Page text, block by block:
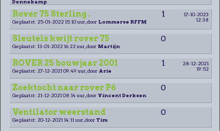
Dennekamp
Rover 75 Sterling . 1
17-10-2023
12:38
Geplaatst: 25-01-2022 15:10 uur, door Lommerse RFFM
Sleutels kwijt rover 75 0
Geplaatst: 13-01-2022 16:22 uur, door Martijn
ROVER 25 bouwjaar 2001 1
28-12-2021
19:52
Geplaatst: 27-12-2021 09:49 uur, door Arie
Zoektocht naar rover P6 0
Geplaatst: 21-12-2021 08:14 uur, door Vincent Derksen
Ventilator weerstand 0
Geplaatst: 20-12-2021 14:11 uur, door Tim